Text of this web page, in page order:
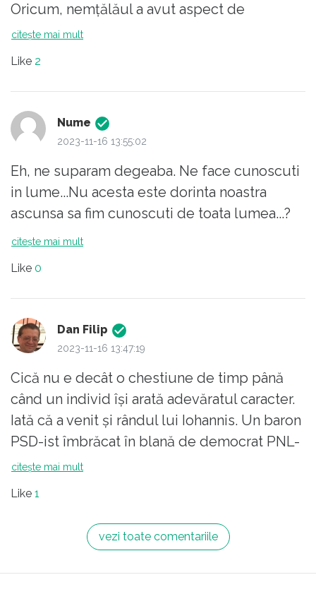
Oricum, nemțălăul a avut aspect de
președinte (chiar dacă nimic mai mult) în
citește mai mult
Like 2
Nume
2023-11-16 13:55:02
Eh, ne suparam degeaba. Ne face cunoscuti
in lume...Nu acesta este dorinta noastra
ascunsa sa fim cunoscuti de toata lumea...?
citește mai mult
Like 0
Dan Filip
2023-11-16 13:47:19
Cică nu e decât o chestiune de timp până
când un individ își arată adevăratul caracter.
Iată că a venit și rândul lui Iohannis. Un baron
PSD-ist îmbrăcat în blană de democrat PNL-
ist (adică aceeași mizerie, ca să citez un
citește mai mult
Like 1
vezi toate comentariile